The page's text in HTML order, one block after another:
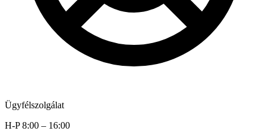
Ügyfélszolgálat
H-P 8:00 – 16:00